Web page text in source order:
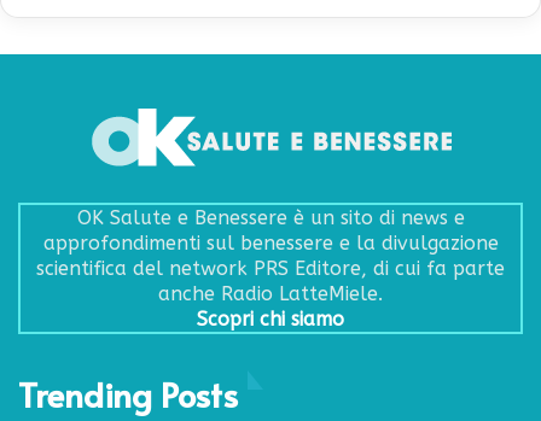
OK Salute e Benessere è un sito di news e
approfondimenti sul benessere e la divulgazione
scientifica del network PRS Editore, di cui fa parte
anche Radio LatteMiele.
Scopri chi siamo
Trending Posts